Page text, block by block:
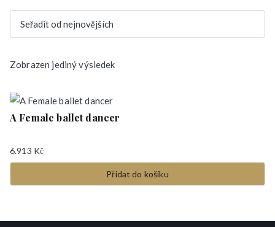
Zobrazen jediný výsledek
A Female ballet dancer
6.913 Kč
Přidat do košíku